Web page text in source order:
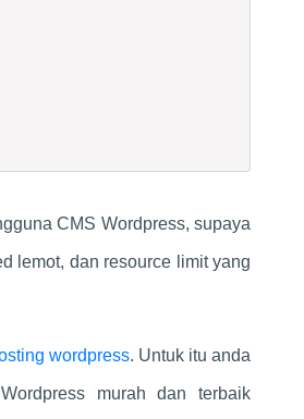
CMS Wordpress, supaya
lemot, dan resource limit yang
wordpress. Untuk itu anda
murah dan terbaik